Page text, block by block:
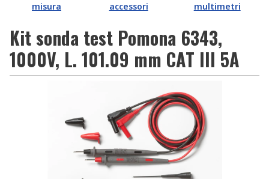
misura
accessori
multimetri
Kit sonda test Pomona 6343,
1000V, L. 101.09 mm CAT III 5A